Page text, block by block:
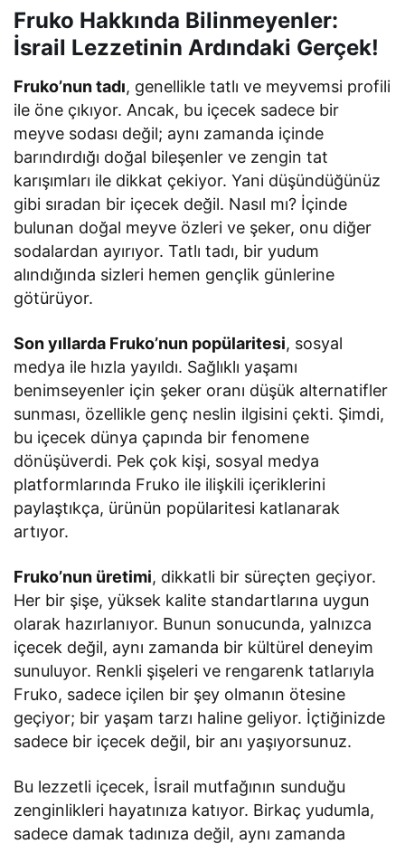
Fruko Hakkında Bilinmeyenler:
İsrail Lezzetinin Ardındaki Gerçek!
Fruko’nun tadı, genellikle tatlı ve meyvemsi profili
ile öne çıkıyor. Ancak, bu içecek sadece bir
meyve sodası değil; aynı zamanda içinde
barındırdığı doğal bileşenler ve zengin tat
karışımları ile dikkat çekiyor. Yani düşündüğünüz
gibi sıradan bir içecek değil. Nasıl mı? İçinde
bulunan doğal meyve özleri ve şeker, onu diğer
sodalardan ayırıyor. Tatlı tadı, bir yudum
alındığında sizleri hemen gençlik günlerine
götürüyor.
Son yıllarda Fruko’nun popülaritesi, sosyal
medya ile hızla yayıldı. Sağlıklı yaşamı
benimseyenler için şeker oranı düşük alternatifler
sunması, özellikle genç neslin ilgisini çekti. Şimdi,
bu içecek dünya çapında bir fenomene
dönüşüverdi. Pek çok kişi, sosyal medya
platformlarında Fruko ile ilişkili içeriklerini
paylaştıkça, ürünün popülaritesi katlanarak
artıyor.
Fruko’nun üretimi, dikkatli bir süreçten geçiyor.
Her bir şişe, yüksek kalite standartlarına uygun
olarak hazırlanıyor. Bunun sonucunda, yalnızca
içecek değil, aynı zamanda bir kültürel deneyim
sunuluyor. Renkli şişeleri ve rengarenk tatlarıyla
Fruko, sadece içilen bir şey olmanın ötesine
geçiyor; bir yaşam tarzı haline geliyor. İçtiğinizde
sadece bir içecek değil, bir anı yaşıyorsunuz.
Bu lezzetli içecek, İsrail mutfağının sunduğu
zenginlikleri hayatınıza katıyor. Birkaç yudumla,
sadece damak tadınıza değil, aynı zamanda